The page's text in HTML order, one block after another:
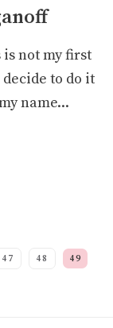
is not my first
to do it
name...
47 48 49